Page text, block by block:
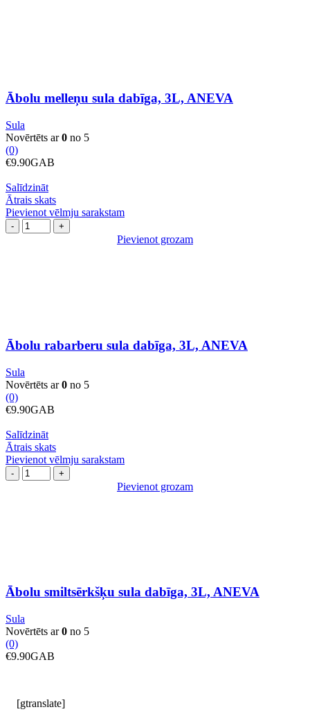
Ābolu melleņu sula dabīga, 3L, ANEVA
Sula
Novērtēts ar0 no 5
(0)
€9.90GAB
Salīdzināt
Ātrais skats
Pievienot vēlmju sarakstam
Ābolu
rabarberu
Pievienot grozam
Ābolu rabarberu sula dabīga, 3L, ANEVA
Sula
Novērtēts ar0 no 5
(0)
€9.90GAB
Salīdzināt
Ātrais skats
Pievienot vēlmju sarakstam
Ābolu
smiltsērkšķu
Pievienot grozam
Ābolu smiltsērkšķu sula dabīga, 3L, ANEVA
Sula
Novērtēts ar0 no 5
(0)
€9.90GAB
[gtranslate]